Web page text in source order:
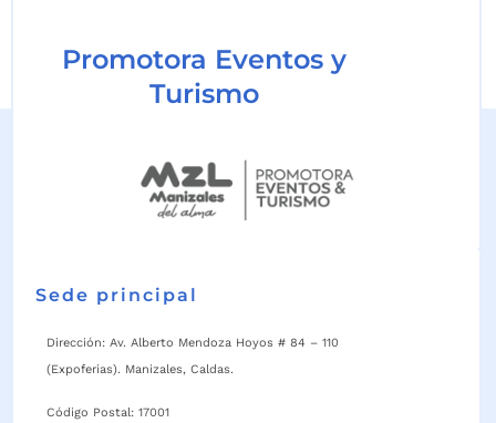
Promotora Eventos y
Turismo
Sede principal
Dirección: Av. Alberto Mendoza Hoyos # 84 – 110
(Expoferias). Manizales, Caldas.
Código Postal: 17001